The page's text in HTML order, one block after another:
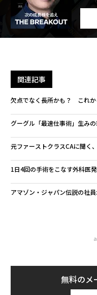
関連記事
欠点でなく長所かも？ これか
グーグル「最速仕事術」生み
元ファーストクラスCAに聞く
1日4回の手術をこなす外科医
アマゾン・ジャパン伝説の社
無料のメ